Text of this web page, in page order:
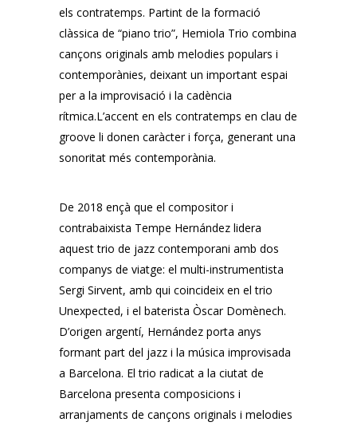
els contratemps. Partint de la formació
clàssica de “piano trio”, Hemiola Trio combina
cançons originals amb melodies populars i
contemporànies, deixant un important espai
per a la improvisació i la cadència
rítmica.L’accent en els contratemps en clau de
groove li donen caràcter i força, generant una
sonoritat més contemporània.
De 2018 ençà que el compositor i
contrabaixista Tempe Hernández lidera
aquest trio de jazz contemporani amb dos
companys de viatge: el multi-instrumentista
Sergi Sirvent, amb qui coincideix en el trio
Unexpected, i el baterista Òscar Domènech.
D’origen argentí, Hernández porta anys
formant part del jazz i la música improvisada
a Barcelona. El trio radicat a la ciutat de
Barcelona presenta composicions i
arranjaments de cançons originals i melodies